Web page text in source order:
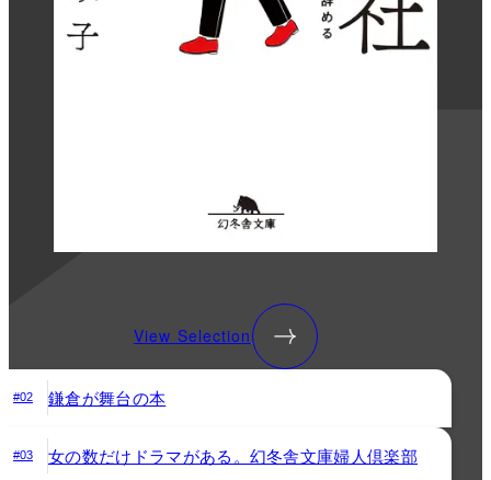
View Selection
#02 鎌倉が舞台の本
#03 女の数だけドラマがある。幻冬舎文庫婦人倶楽部